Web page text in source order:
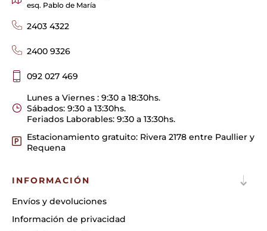
esq. Pablo de María
2403 4322
2400 9326
092 027 469
Lunes a Viernes : 9:30 a 18:30hs.
Sábados: 9:30 a 13:30hs.
Feriados Laborables: 9:30 a 13:30hs.
Estacionamiento gratuito: Rivera 2178 entre Paullier y
Requena
INFORMACIÓN
Envíos y devoluciones
Información de privacidad